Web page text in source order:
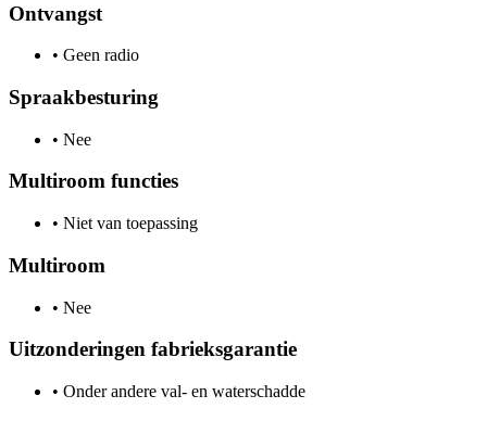
Ontvangst
• Geen radio
Spraakbesturing
• Nee
Multiroom functies
• Niet van toepassing
Multiroom
• Nee
Uitzonderingen fabrieksgarantie
• Onder andere val- en waterschadde